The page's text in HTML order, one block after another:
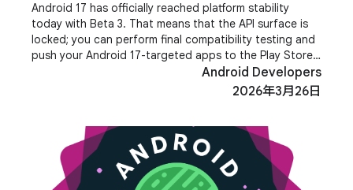
Android 17 has officially reached platform stability
today with Beta 3. That means that the API surface is
locked; you can perform final compatibility testing and
push your Android 17-targeted apps to the Play Store.
Android Developers
2026年3月26日